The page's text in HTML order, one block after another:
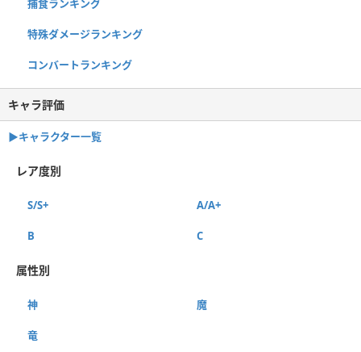
捕食ランキング
特殊ダメージランキング
コンバートランキング
キャラ評価
▶︎キャラクター一覧
レア度別
S/S+ A/A+
B C
属性別
神 魔
竜